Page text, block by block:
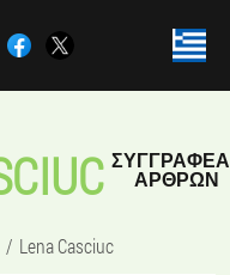
ΆΡΘΡΩΝ
Lena Casciuc